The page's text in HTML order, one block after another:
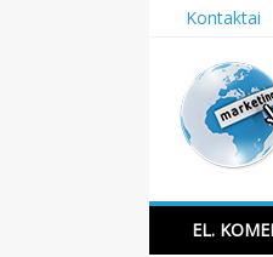
content
Kontaktai
EL.